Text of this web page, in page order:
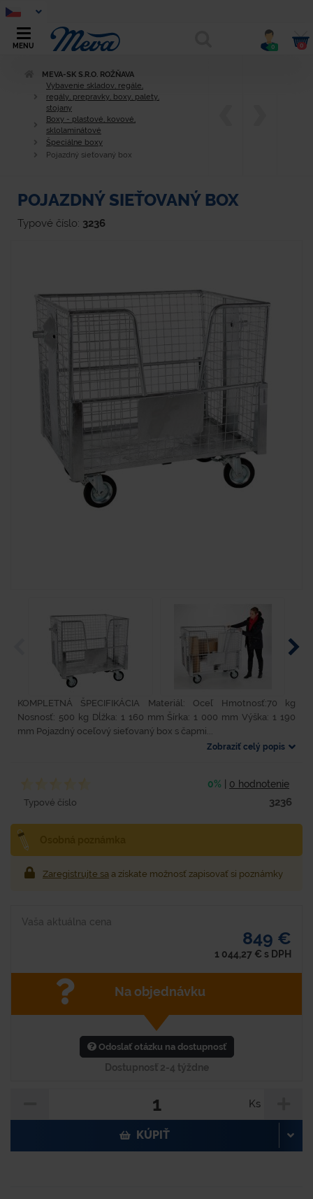
MENU 0 0
MEVA-SK S.R.O. ROŽŇAVA
Vybavenie skladov, regále,
regály, prepravky, boxy, palety,
stojany
Boxy - plastové, kovové,
sklolaminátové
Špeciálne boxy
Pojazdný sieťovaný box
POJAZDNÝ SIEŤOVANÝ BOX
Typové číslo: 3236
KOMPLETNÁ ŠPECIFIKÁCIA Materiál: Oceľ Hmotnosť:70 kg
Nosnosť: 500 kg Dĺžka: 1 160 mm Šírka: 1 000 mm Výška: 1 190
mm Pojazdný oceľový sieťovaný box s čapmi...
Zobraziť celý popis
0% 0 hodnotenie
Typové číslo 3236
Zaregistrujte sa a získate možnosť zapisovať si poznámky
Vaša aktuálna cena
849 €
1 044,27 € s DPH
Na objednávku
Odoslať otázku na dostupnosť
Dostupnosť 2-4 týždne
Ks
KÚPIŤ